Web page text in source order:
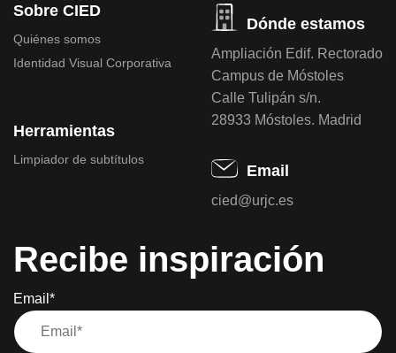
Sobre CIED
Quiénes somos
Identidad Visual Corporativa
Herramientas
Limpiador de subtítulos
Dónde estamos
Ampliación Edif. Rectorado
Campus de Móstoles
Calle Tulipán s/n.
28933 Móstoles. Madrid
Email
cied@urjc.es
Recibe inspiración
Email*